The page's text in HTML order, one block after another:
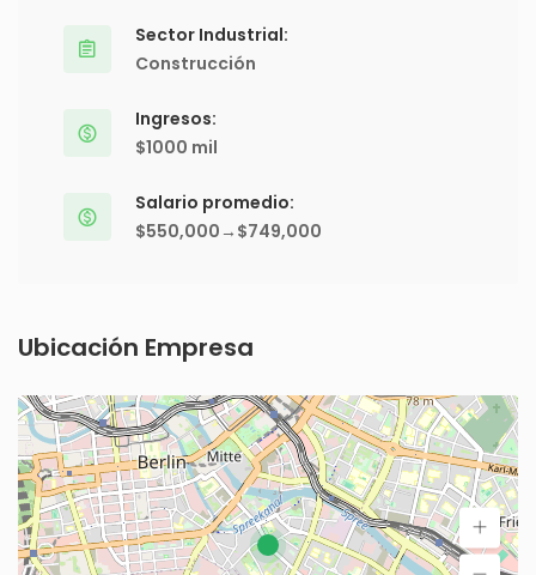
Sector Industrial:
Construcción
Ingresos:
$1000 mil
Salario promedio:
$550,000→$749,000
Ubicación Empresa